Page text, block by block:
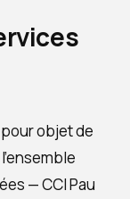
objet de
— CCI Pau